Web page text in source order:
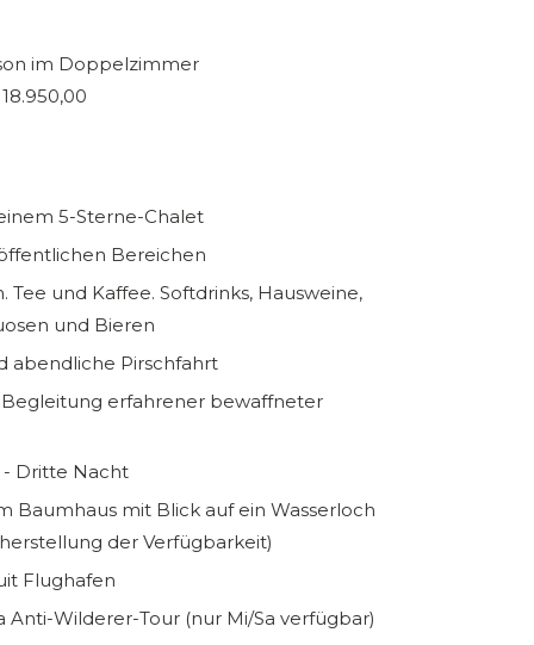
im Doppelzimmer
5-Sterne-Chalet
Bereichen
Tee und Kaffee. Softdrinks, Hausweine,
und Bieren
abendliche Pirschfahrt
erfahrener bewaffneter
- Dritte Nacht
Baumhaus mit Blick auf ein Wasserloch
der Verfügbarkeit)
Flughafen
Anti-Wilderer-Tour (nur Mi/Sa verfügbar)